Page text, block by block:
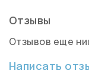
Отзывы
Отзывов еще
Написать